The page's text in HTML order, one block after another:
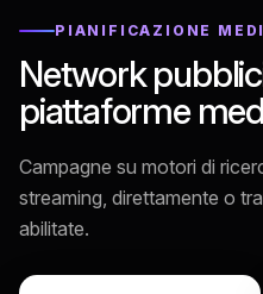
PIANIFICAZIONE
Network
piattaforme
Campagne su motori di
streaming, direttamente o
abilitate.